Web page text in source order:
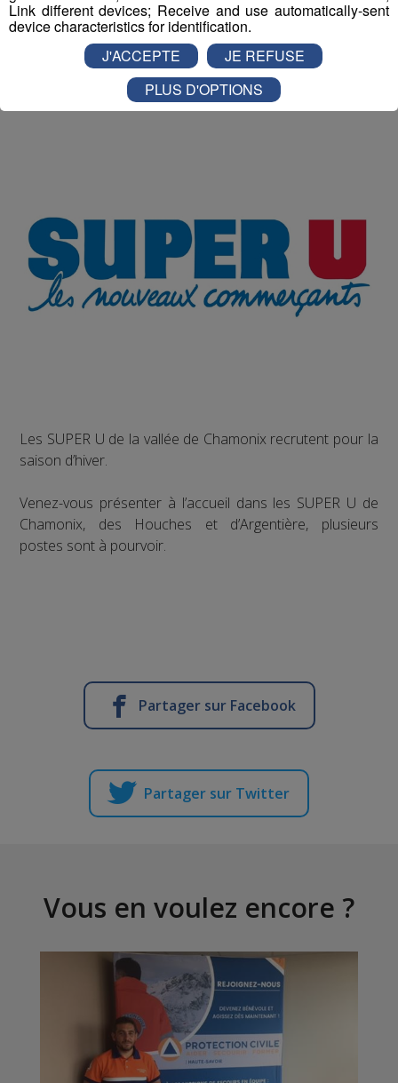
Publié par Romain Bruneau-13 février 2017 à 11h02
Radio Mont Blanc
Animation
Les SUPER U de la vallée de Chamonix recrutent pour la
saison d’hiver.
Venez-vous présenter à l’accueil dans les SUPER U de
Chamonix, des Houches et d’Argentière, plusieurs
postes sont à pourvoir.
Partager sur Facebook
Partager sur Twitter
Vous en voulez encore ?
Link different devices; Receive and use automatically-sent
device characteristics for identification.
J'ACCEPTE
JE REFUSE
PLUS D'OPTIONS